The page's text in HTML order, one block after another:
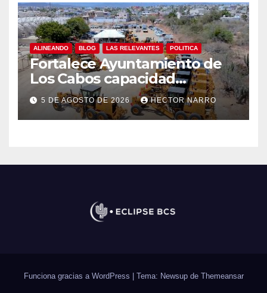
ALINEANDO BLOG LAS RELEVANTES POLITICA
Fortalece Ayuntamiento de
Los Cabos capacidad
operativa de Servicios
Públicos con recursos del
FISAM
5 DE AGOSTO DE 2026 HECTOR NARRO
Funciona gracias a WordPress Tema: Newsup de Themeansar